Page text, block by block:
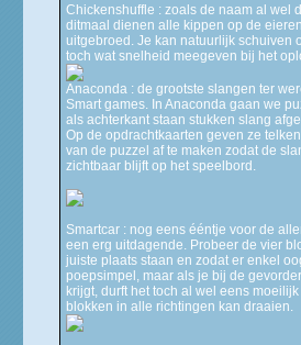
Chickenshuffle : zoals de naam al wel
ditmaal dienen alle kippen op de
uitgebroed. Je kan natuurlijk schuiven
toch wat snelheid meegeven bij het
Anaconda : de grootste slangen ter
Smart games. In Anaconda gaan we
als achterkant staan stukken slang
Op de opdrachtkaarten geven ze
van de puzzel af te maken zodat de
zichtbaar blijft op het speelbord.
Smartcar : nog eens ééntje voor de
een erg uitdagende. Probeer de vier
juiste plaats staan en zodat er enkel
poepsimpel, maar als je bij de
krijgt, durft het toch al wel eens
blokken in alle richtingen kan draaien.